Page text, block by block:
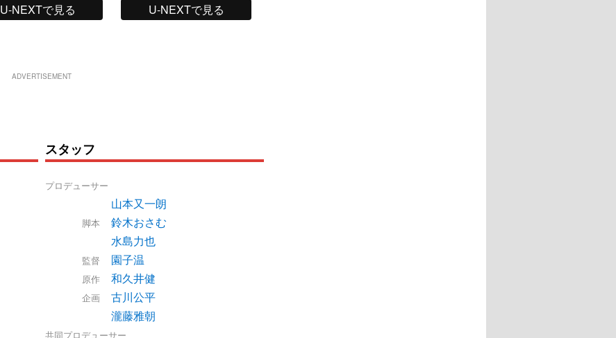
U-NEXTで見る U-NEXTで見る
ADVERTISEMENT
スタッフ
プロデューサー
山本又一朗
脚本
鈴木おさむ
水島力也
監督 園子温
原作 和久井健
企画
古川公平
瀧藤雅朝
共同プロデューサー